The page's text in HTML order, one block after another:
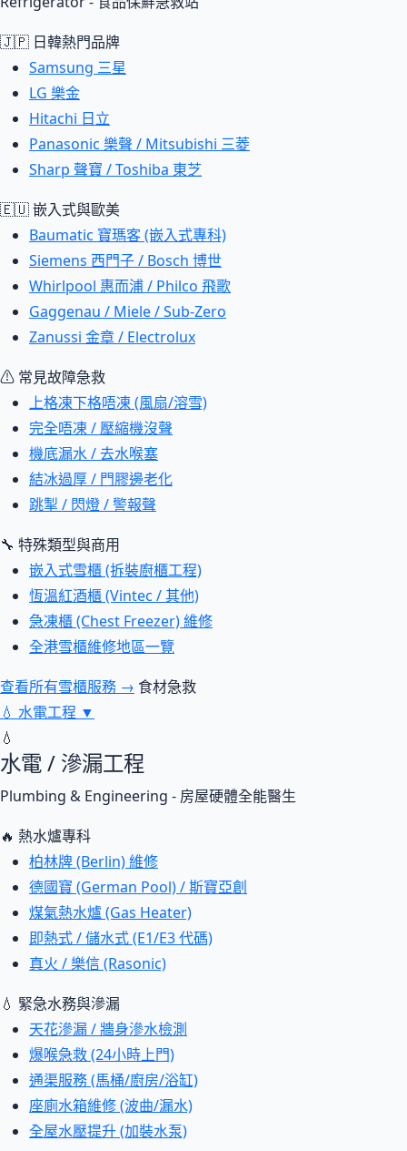
🇯🇵 日韓熱門品牌
Samsung 三星
LG 樂金
Hitachi 日立
Panasonic 樂聲 / Mitsubishi 三菱
Sharp 聲寶 / Toshiba 東芝
🇪🇺 嵌入式與歐美
Baumatic 寶瑪客 (嵌入式專科)
Siemens 西門子 / Bosch 博世
Whirlpool 惠而浦 / Philco 飛歌
Gaggenau / Miele / Sub-Zero
Zanussi 金章 / Electrolux
⚠ 常見故障急救
上格凍下格唔凍 (風扇/溶雪)
完全唔凍 / 壓縮機沒聲
機底漏水 / 去水喉塞
結冰過厚 / 門膠邊老化
跳掣 / 閃燈 / 警報聲
🔧 特殊類型與商用
嵌入式雪櫃 (拆裝廚櫃工程)
恆溫紅酒櫃 (Vintec / 其他)
急凍櫃 (Chest Freezer) 維修
全港雪櫃維修地區一覽
查看所有雪櫃服務 → 食材急救
💧 水電工程 ▼
💧
水電 / 滲漏工程
Plumbing & Engineering - 房屋硬體全能醫生
🔥 熱水爐專科
柏林牌 (Berlin) 維修
德國寶 (German Pool) / 斯寶亞創
煤氣熱水爐 (Gas Heater)
即熱式 / 儲水式 (E1/E3 代碼)
真火 / 樂信 (Rasonic)
💧 緊急水務與滲漏
天花滲漏 / 牆身滲水檢測
爆喉急救 (24小時上門)
通渠服務 (馬桶/廚房/浴缸)
座廁水箱維修 (波曲/漏水)
全屋水壓提升 (加裝水泵)